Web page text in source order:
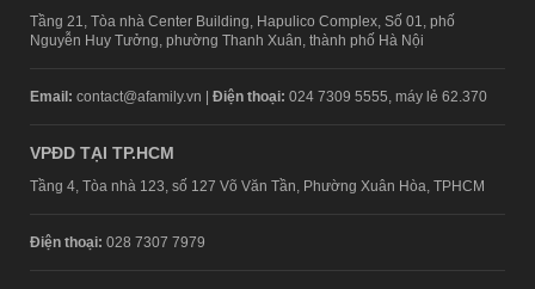
Tầng 21, Tòa nhà Center Building, Hapulico Complex, Số 01, phố
Nguyễn Huy Tưởng, phường Thanh Xuân, thành phố Hà Nội
Email: contact@afamily.vn | Điện thoại: 024 7309 5555, máy lẻ 62.370
VPĐD TẠI TP.HCM
Tầng 4, Tòa nhà 123, số 127 Võ Văn Tần, Phường Xuân Hòa, TPHCM
Điện thoại: 028 7307 7979